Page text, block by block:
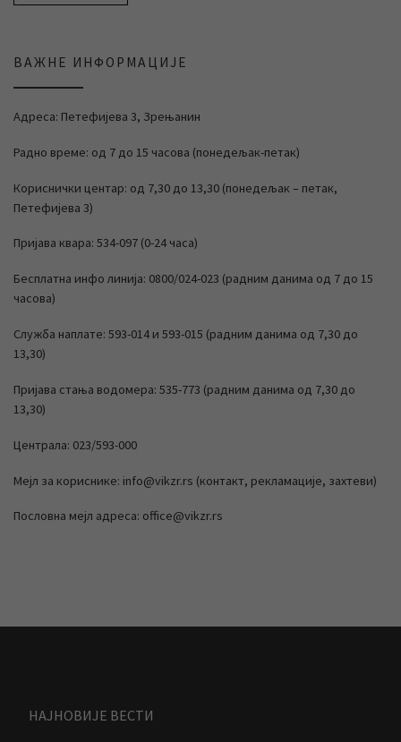
ВАЖНЕ ИНФОРМАЦИЈЕ
Адреса: Петефијева 3, Зрењанин
Радно време: од 7 до 15 часова (понедељак-петак)
Кориснички центар: од 7,30 до 13,30 (понедељак – петак,
Петефијева 3)
Пријава квара: 534-097 (0-24 часа)
Бесплатна инфо линија: 0800/024-023 (радним данима од 7 до 15
часова)
Служба наплате: 593-014 и 593-015 (радним данима од 7,30 до
13,30)
Пријава стања водомера: 535-773 (радним данима од 7,30 до
13,30)
Централа: 023/593-000
Мејл за кориснике: info@vikzr.rs (контакт, рекламације, захтеви)
Пословна мејл адреса: office@vikzr.rs
НАЈНОВИЈЕ ВЕСТИ